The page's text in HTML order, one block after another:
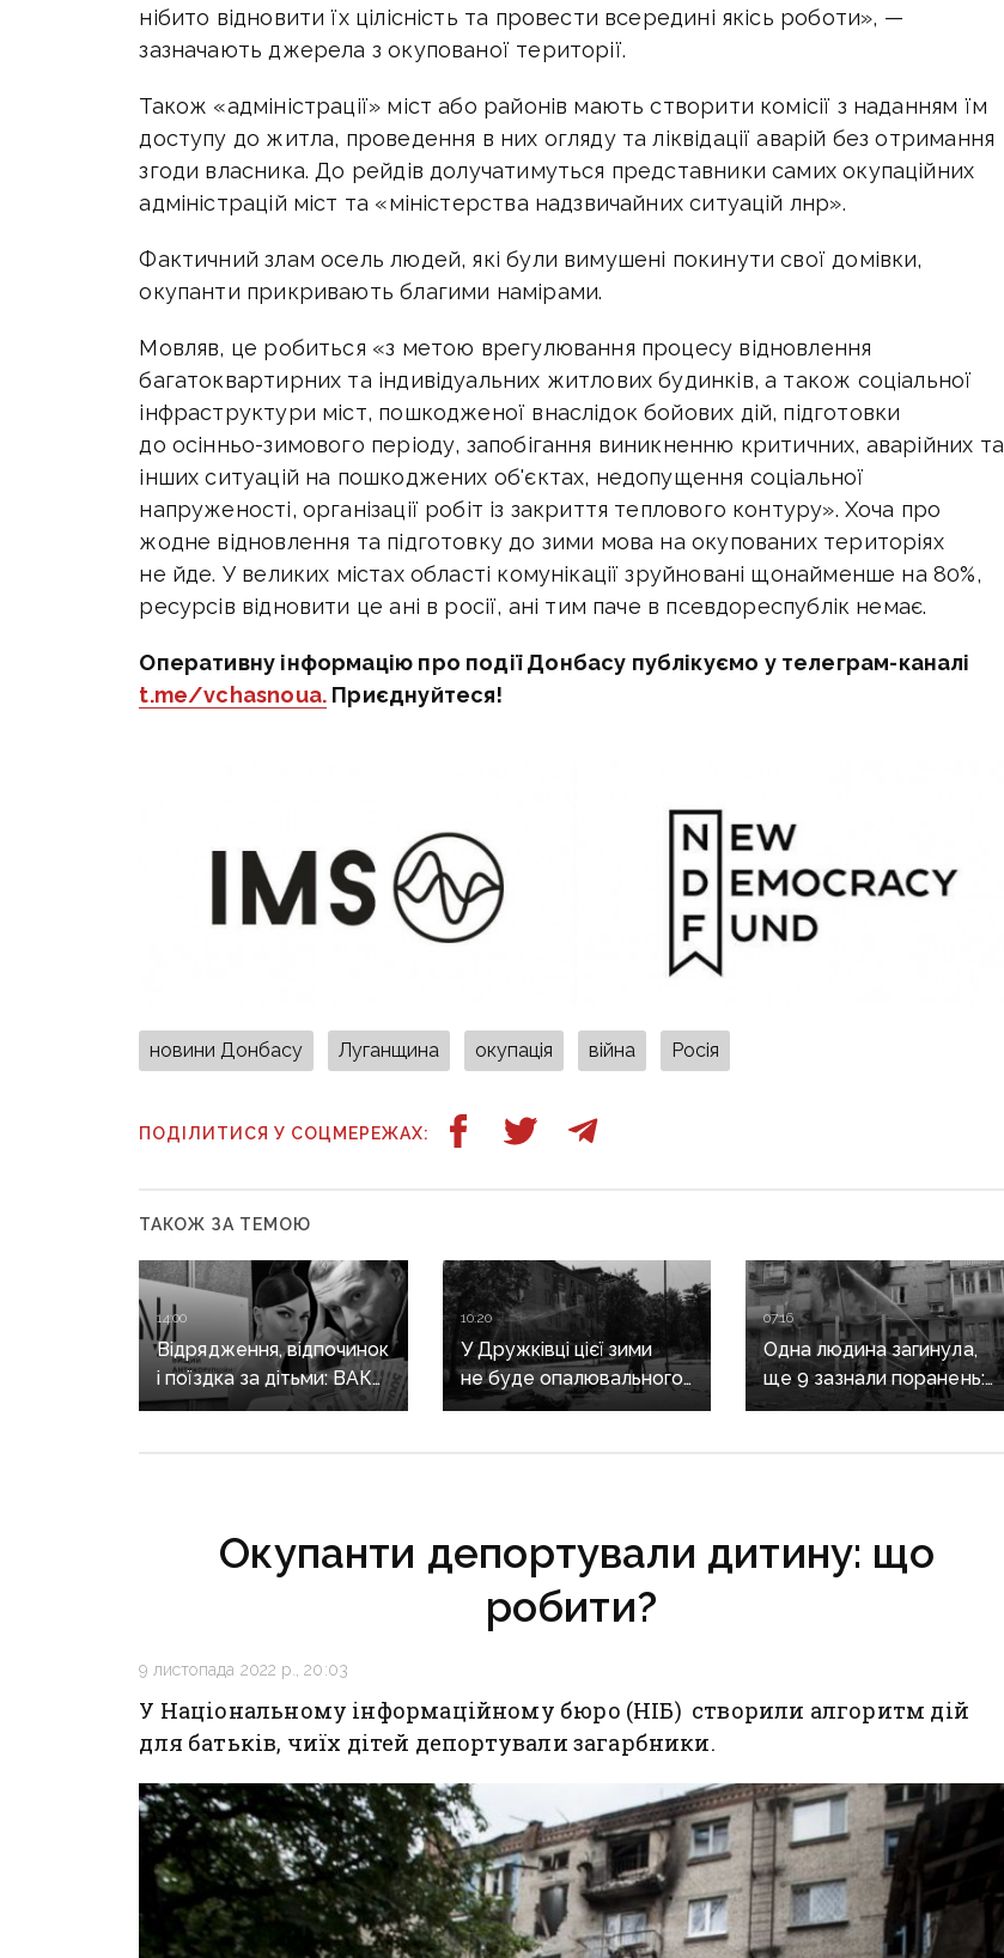
нібито відновити їх цілісність та провести всередині якісь роботи», —
зазначають джерела з окупованої території.
Також «адміністрації» міст або районів мають створити комісії з наданням їм
доступу до житла, проведення в них огляду та ліквідації аварій без отримання
згоди власника. До рейдів долучатимуться представники самих окупаційних
адміністрацій міст та «міністерства надзвичайних ситуацій лнр».
Фактичний злам осель людей, які були вимушені покинути свої домівки,
окупанти прикривають благими намірами.
Мовляв, це робиться «з метою врегулювання процесу відновлення
багатоквартирних та індивідуальних житлових будинків, а також соціальної
інфраструктури міст, пошкодженої внаслідок бойових дій, підготовки
до осінньо-зимового періоду, запобігання виникненню критичних, аварійних та
інших ситуацій на пошкоджених об'єктах, недопущення соціальної
напруженості, організації робіт із закриття теплового контуру». Хоча про
жодне відновлення та підготовку до зими мова на окупованих територіях
не йде. У великих містах області комунікації зруйновані щонайменше на 80%,
ресурсів відновити це ані в росії, ані тим паче в псевдореспублік немає.
Оперативну інформацію про події Донбасу публікуємо у телеграм-каналі
t.me/vchasnoua. Приєднуйтеся!
новини Донбасу Луганщина окупація війна Росія
ПОДІЛИТИСЯ У СОЦМЕРЕЖАХ:
ТАКОЖ ЗА ТЕМОЮ
14:00
Відрядження, відпочинок
і поїздка за дітьми: ВАКС
знову відмовив
10:20
У Дружківці цієї зими
не буде опалювального
сезону: фронт
07:16
Одна людина загинула,
ще 9 зазнали поранень:
воєнні злочини
Окупанти депортували дитину: що
робити?
9 листопада 2022 р., 20:03
У Національному інформаційному бюро (НІБ) створили алгоритм дій
для батьків, чиїх дітей депортували загарбники.